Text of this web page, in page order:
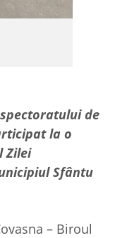
de
la o
Zilei
Sfântu
– Biroul